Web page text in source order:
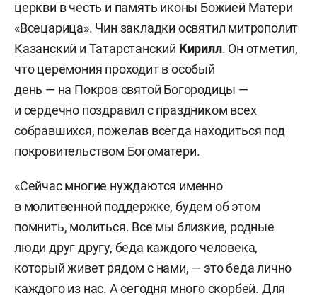
церкви в честь и память иконы Божией Матери
«Всецарица». Чин закладки освятил митрополит
Казанский и Татарстанский Кирилл. Он отметил,
что церемония проходит в особый
день — на Покров святой Богородицы —
и сердечно поздравил с праздником всех
собравшихся, пожелав всегда находиться под
покровительством Богоматери.
«Сейчас многие нуждаются именно
в молитвенной поддержке, будем об этом
помнить, молиться. Все мы близкие, родные
люди друг другу, беда каждого человека,
который живет рядом с нами, — это беда лично
каждого из нас. А сегодня много скорбей. Для